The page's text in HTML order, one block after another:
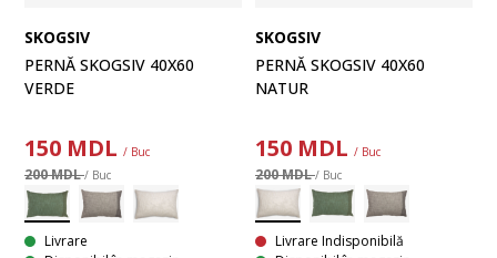
SKOGSIV
PERNĂ SKOGSIV 40X60
VERDE
150 MDL / Buc
200 MDL/ Buc
Livrare
SKOGSIV
PERNĂ SKOGSIV 40X60
NATUR
150 MDL / Buc
200 MDL/ Buc
Livrare Indisponibilă